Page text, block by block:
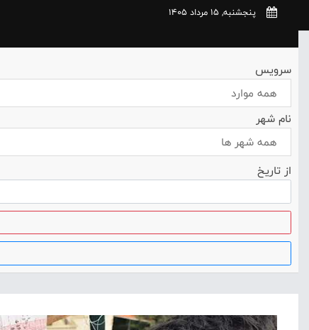
پنجشنبه, 15 مرداد 1405
سرویس
همه موارد
نام شهر
همه شهر ها
از تاریخ